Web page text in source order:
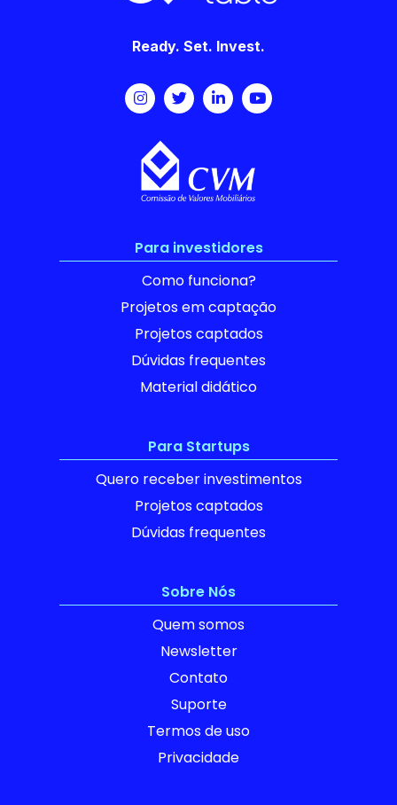
Ready. Set. Invest.
Para investidores
Como funciona?
Projetos em captação
Projetos captados
Dúvidas frequentes
Material didático
Para Startups
Quero receber investimentos
Projetos captados
Dúvidas frequentes
Sobre Nós
Quem somos
Newsletter
Contato
Suporte
Termos de uso
Privacidade